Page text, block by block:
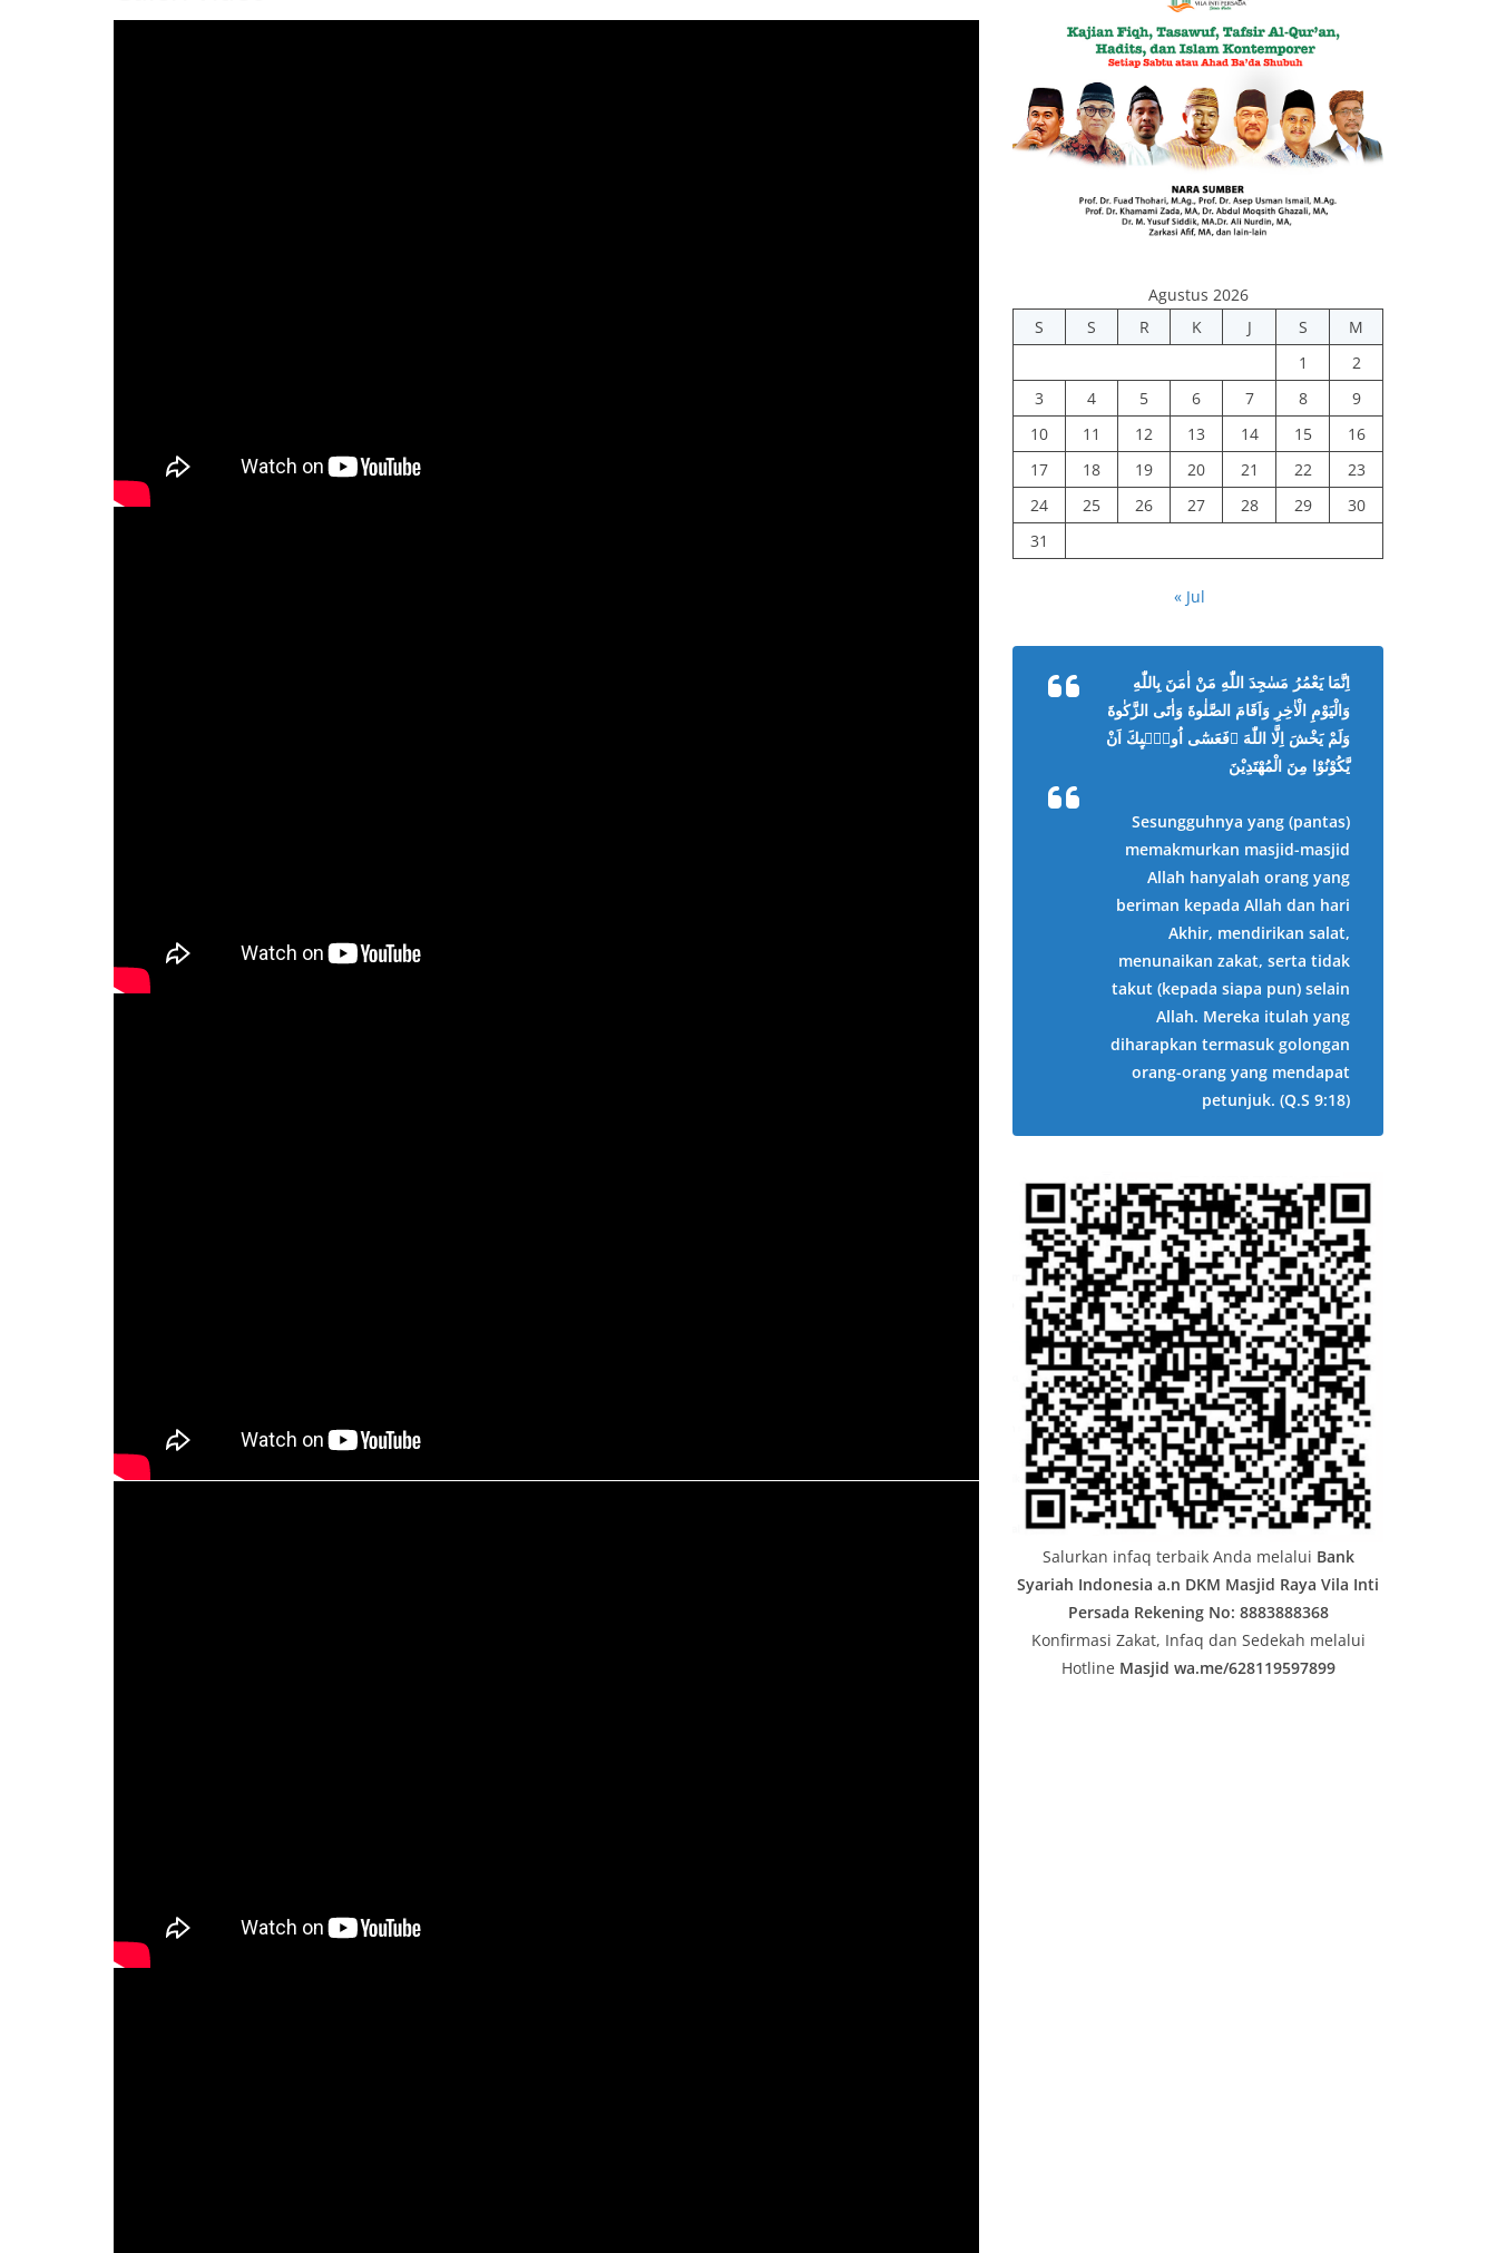
Agustus 2026
S
S R K J S
M
1
2
3
4 5 6 7 8
9
10
11 12 13 14 15
16
17
18 19 20 21 22
23
24
25 26 27 28 29
30
31
« Jul
اِنَّمَا يَعْمُرُ مَسٰجِدَ اللّٰهِ مَنْ اٰمَنَ بِاللّٰهِ
وَالْيَوْمِ الْاٰخِرِ وَاَقَامَ الصَّلٰوةَ وَاٰتَى الزَّكٰوةَ
وَلَمْ يَخْشَ اِلَّا اللّٰهَ ۗفَعَسٰٓى اُولٰۤىِٕكَ اَنْ
يَّكُوْنُوْا مِنَ الْمُهْتَدِيْنَ
Sesungguhnya yang (pantas)
memakmurkan masjid-masjid
Allah hanyalah orang yang
beriman kepada Allah dan hari
Akhir, mendirikan salat,
menunaikan zakat, serta tidak
takut (kepada siapa pun) selain
Allah. Mereka itulah yang
diharapkan termasuk golongan
orang-orang yang mendapat
petunjuk. (Q.S 9:18)
Salurkan infaq terbaik Anda melalui Bank
Syariah Indonesia a.n DKM Masjid Raya Vila Inti
Persada Rekening No: 8883888368
Konfirmasi Zakat, Infaq dan Sedekah melalui
Hotline Masjid wa.me/628119597899